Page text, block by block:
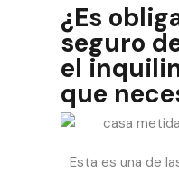
¿Es
seguro
el
que
Esta es una de